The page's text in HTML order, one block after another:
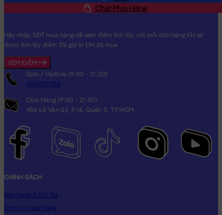
Hình ảnh Ngựa Bông đỏ Phát Tài, hình ảnh này là hình THẬT do
Chat Mua Hàng
Hãy nhập SĐT mua hàng để xem điểm tích lũy, với mỗi đơn hàng KH sẽ
được tích lũy điểm 3% giá trị ĐH đã mua
XEM ĐIỂM
Zalo / Hotline (9:00 - 21:30)
0967110738
Cửa Hàng (9:00 - 21:30)
486 Lê Văn Sỹ, P.14, Quận 3, TP.HCM
CHÍNH SÁCH
Bảo Hành & Đổi Trả
Dịch Vụ Giao Hàng